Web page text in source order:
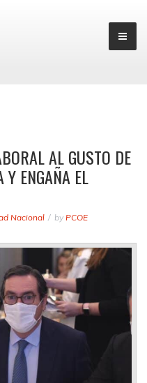
AL GUSTO DE
Y ENGAÑA EL
Nacional by PCOE